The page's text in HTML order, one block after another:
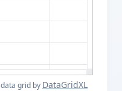
data grid by DataGridXL